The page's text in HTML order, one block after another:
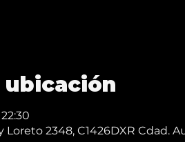
ubicación
Loreto 2348, C1426DXR Cdad.